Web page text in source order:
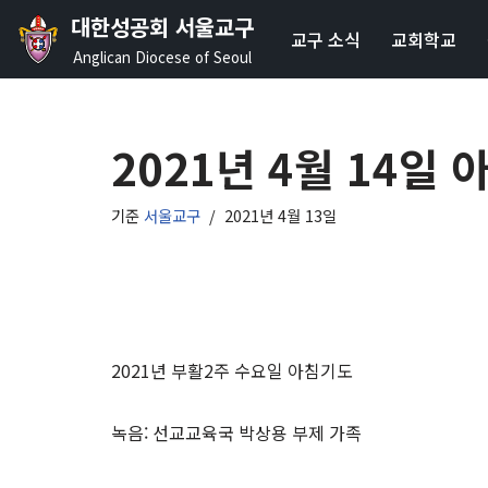
콘
대한성공회 서울교구
Anglican Diocese of Seoul
교구 소식 교회학교
2021년 4월 14일
기준 서울교구 2021년 4월 13일
2021년 부활2주 수요일 아침기도
녹음: 선교교육국 박상용 부제 가족